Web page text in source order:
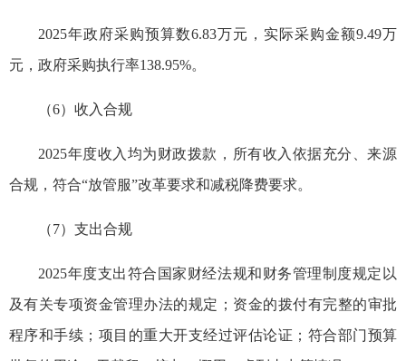
2025年政府采购预算数6.83万元，实际采购金额9.49万
元，政府采购执行率138.95%。
（6）收入合规
2025年度收入均为财政拨款，所有收入依据充分、来源
合规，符合“放管服”改革要求和减税降费要求。
（7）支出合规
2025年度支出符合国家财经法规和财务管理制度规定以
及有关专项资金管理办法的规定；资金的拨付有完整的审批
程序和手续；项目的重大开支经过评估论证；符合部门预算